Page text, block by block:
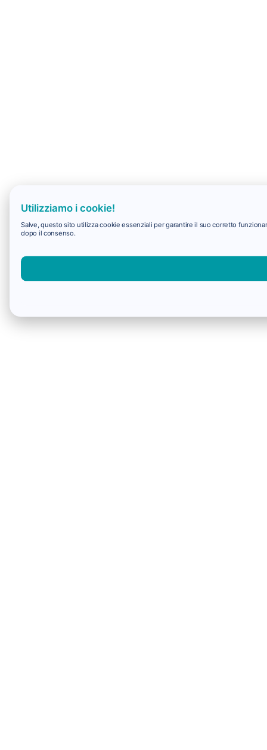
Utilizziamo i cookie!
Salve, questo sito utilizza cookie essenziali per garantire il suo corretto
dopo il consenso.